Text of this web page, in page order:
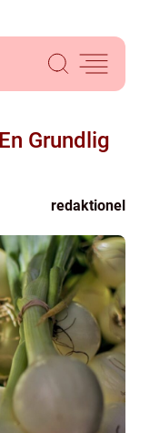
Grundlig
redaktionel